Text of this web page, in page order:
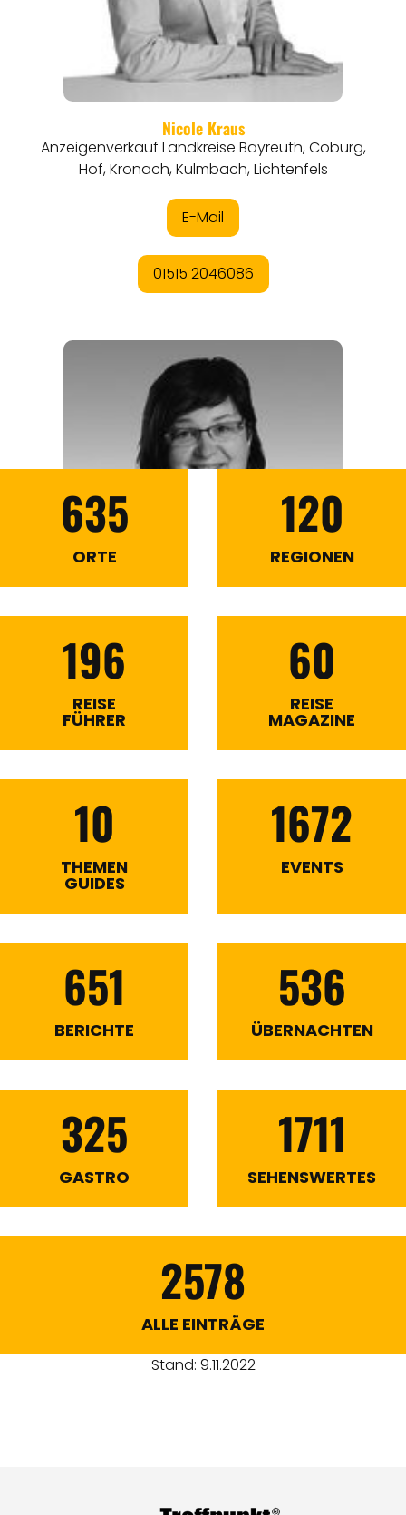
635
ORTE
120
REGIONEN
196
REISE
FÜHRER
60
REISE
MAGAZINE
10
THEMEN
GUIDES
1672
EVENTS
651
BERICHTE
536
ÜBERNACHTEN
325
GASTRO
1711
SEHENSWERTES
2578
ALLE EINTRÄGE
Stand: 9.11.2022